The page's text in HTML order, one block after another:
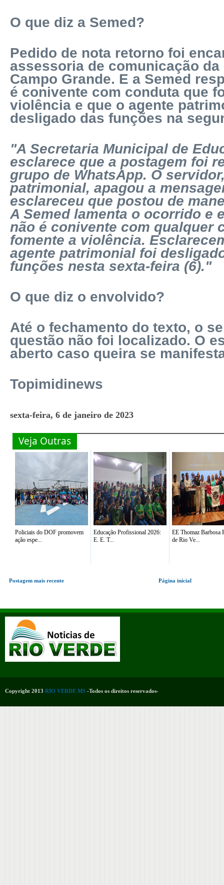
O que diz a Semed?
Pedido de nota retorno foi
assessoria de comunicação da
Campo Grande. E a Semed
é conivente com conduta que
violência e que o agente
desligado das funções na
"A Secretaria Municipal de
esclarece que a postagem foi
grupo de WhatsApp. O
patrimonial, apagou a
esclareceu que postou de
A Semed lamenta o ocorrido e
não é conivente com qualquer
fomente a violência.
agente patrimonial foi
funções nesta sexta-feira (6)."
O que diz o envolvido?
Até o fechamento do texto, o
questão não foi localizado. O
aberto caso queira se
Topimidinews
sexta-feira, 6 de janeiro de 2023
Veja Outras
Policiais do DOF promovem
ação espe...
Educação Profissional 2026:
E. E. T...
EE Thomaz Barbosa
de Rio Ve...
Postagem mais recente Página inicial
Copyright 2013 RIO VERDE MS -Todos os direitos reservados-